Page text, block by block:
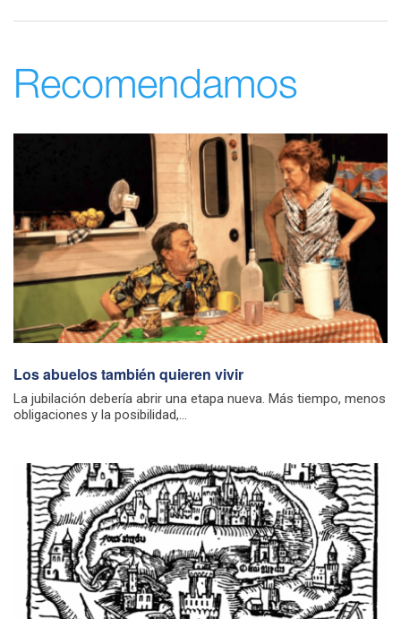
Recomendamos
Los abuelos también quieren vivir
La jubilación debería abrir una etapa nueva. Más tiempo, menos
obligaciones y la posibilidad,...